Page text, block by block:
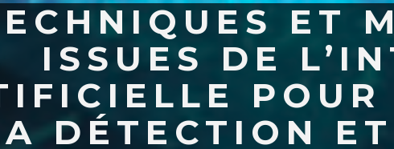
ET
ISSUES DE
DÉTECTION